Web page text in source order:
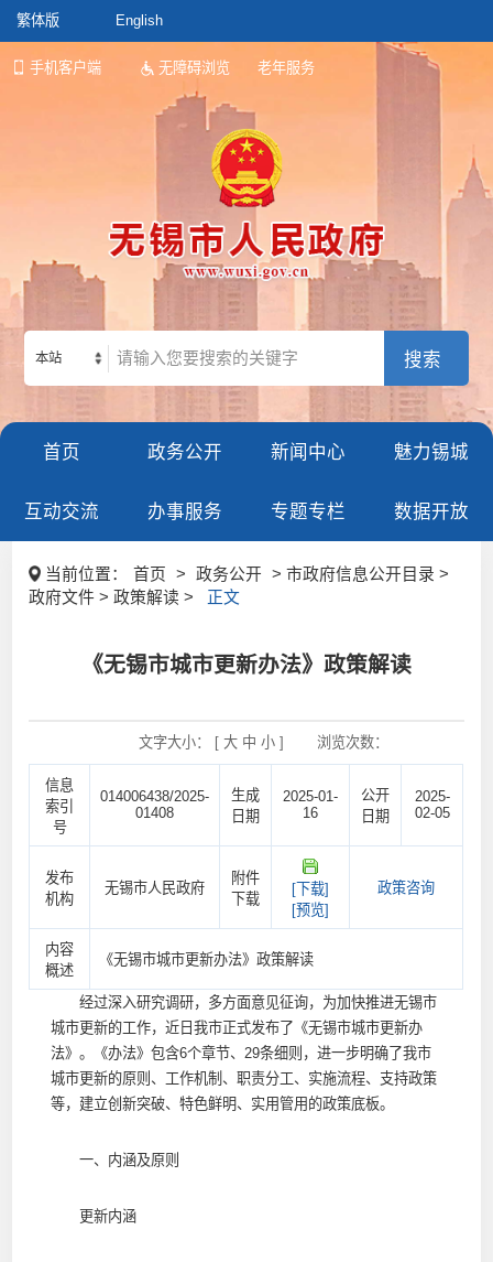
繁体版 English
手机客户端 无障碍浏览 老年服务
本站
首页 政务公开 新闻中心 魅力锡城
互动交流 办事服务 专题专栏 数据开放
当前位置： 首页 > 政务公开
> 市政府信息公开目录 >
政府文件 > 政策解读 >
正文
《无锡市城市更新办法》政策解读
文字大小： [ 大 中 小] 浏览次数：
信息
索引
号
014006438/2025-
01408
生成
日期
2025-01-
16
公开
日期
2025-
02-05
发布
机构
无锡市人民政府
附件
下载
[下载]
[预览]
政策咨询
内容
概述
《无锡市城市更新办法》政策解读
经过深入研究调研，多方面意见征询，为加快推进无锡市
城市更新的工作，近日我市正式发布了《无锡市城市更新办
法》。《办法》包含6个章节、29条细则，进一步明确了我市
城市更新的原则、工作机制、职责分工、实施流程、支持政策
等，建立创新突破、特色鲜明、实用管用的政策底板。
一、内涵及原则
更新内涵